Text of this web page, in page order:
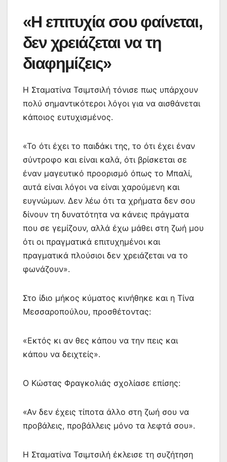
«Η επιτυχία σου φαίνεται,
δεν χρειάζεται να τη
διαφημίζεις»
Η Σταματίνα Τσιμτσιλή τόνισε πως υπάρχουν
πολύ σημαντικότεροι λόγοι για να αισθάνεται
κάποιος ευτυχισμένος.
«Το ότι έχει το παιδάκι της, το ότι έχει έναν
σύντροφο και είναι καλά, ότι βρίσκεται σε
έναν μαγευτικό προορισμό όπως το Μπαλί,
αυτά είναι λόγοι να είναι χαρούμενη και
ευγνώμων. Δεν λέω ότι τα χρήματα δεν σου
δίνουν τη δυνατότητα να κάνεις πράγματα
που σε γεμίζουν, αλλά έχω μάθει στη ζωή μου
ότι οι πραγματικά επιτυχημένοι και
πραγματικά πλούσιοι δεν χρειάζεται να το
φωνάζουν».
Στο ίδιο μήκος κύματος κινήθηκε και η Τίνα
Μεσσαροπούλου, προσθέτοντας:
«Εκτός κι αν θες κάπου να την πεις και
κάπου να δειχτείς».
Ο Κώστας Φραγκολιάς σχολίασε επίσης:
«Αν δεν έχεις τίποτα άλλο στη ζωή σου να
προβάλεις, προβάλλεις μόνο τα λεφτά σου».
Η Σταματίνα Τσιμτσιλή έκλεισε τη συζήτηση